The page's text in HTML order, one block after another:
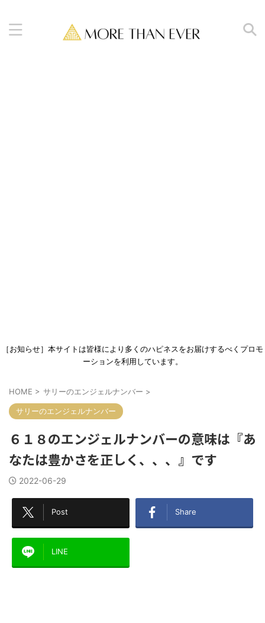
［お知らせ］本サイトは皆様により多くのハピネスをお届けするべくプロモ
ーションを利用しています。
HOME > サリーのエンジェルナンバー >
サリーのエンジェルナンバー
６１８のエンジェルナンバーの意味は『あ
なたは豊かさを正しく、、、』です
2022-06-29
Post Share
LINE